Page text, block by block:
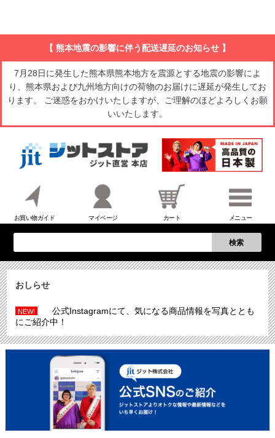
【 熊本地震の影響に伴う配送遅延のお知らせ 】
7月28日に発生した熊本県熊本地方を震源とする地震の影響によ
り、熊本県および九州地方向けの荷物のお届けに遅延が発生してお
ります。 ご迷惑をおかけいたしますが、ご理解のほどよろしくお願
いいたします。
お買い物ガイド マイページ カート メニュー
検索
おしらせ
NEW!
公式Instagramにて、気になる商品情報を写真ととも
にご紹介中！